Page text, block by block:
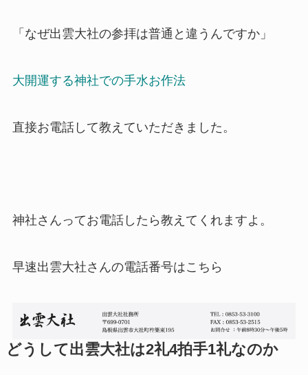
「なぜ出雲大社の参拝は普通と違うんですか」
大開運する神社での手水お作法
直接お電話して教えていただきました。
神社さんってお電話したら教えてくれますよ。
早速出雲大社さんの電話番号はこちら
どうして出雲大社は2礼4拍手1礼なのか